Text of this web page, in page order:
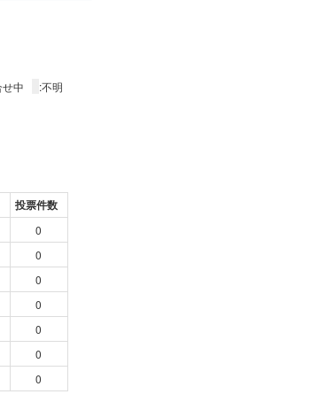
せ中 :不明
投票件数
0
0
0
0
0
0
0